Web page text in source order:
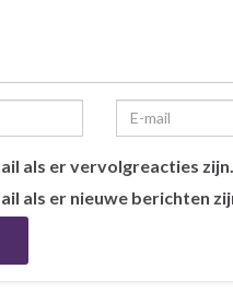
als er vervolgreacties zijn.
als er nieuwe berichten